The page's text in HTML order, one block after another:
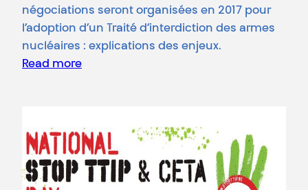
négociations seront organisées en 2017 pour
l’adoption d’un Traité d’interdiction des armes
nucléaires : explications des enjeux.
Read more